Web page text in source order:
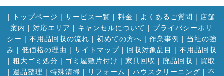
| トップページ | サービス一覧 | 料金 | よくあるご質問 | 店舗
案内 | 対応エリア | キャンセルについて | プライバシーポリ
シー | 不用品回収の流れ | 初めての方へ | 作業事例 | 当社の強
み | 低価格の理由 | サイトマップ| 回収対象品目 | 不用品回収
| 粗大ゴミ処分 | ゴミ屋敷片付け | 家具回収 | 廃品回収 | 買取
| 遺品整理 | 特殊清掃 | リフォーム | ハウスクリーニング | 不